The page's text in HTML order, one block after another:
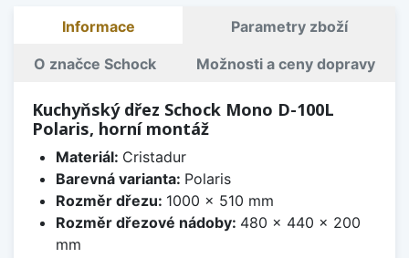
Informace Parametry zboží
O značce Schock Možnosti a ceny dopravy
Kuchyňský dřez Schock Mono D-100L
Polaris, horní montáž
Materiál: Cristadur
Barevná varianta: Polaris
Rozměr dřezu: 1000 x 510 mm
Rozměr dřezové nádoby: 480 x 440 x 200
mm